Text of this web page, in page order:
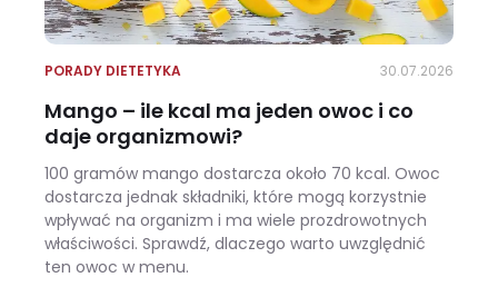
PORADY DIETETYKA 30.07.2026
Mango – ile kcal ma jeden owoc i co
daje organizmowi?
100 gramów mango dostarcza około 70 kcal. Owoc
dostarcza jednak składniki, które mogą korzystnie
wpływać na organizm i ma wiele prozdrowotnych
właściwości. Sprawdź, dlaczego warto uwzględnić
ten owoc w menu.